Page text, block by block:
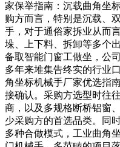
家保举指南：沉载曲角坐
购方而言，特别是沉载、
手，对于通俗家拆业从而
垛、上下料、拆卸等多个
备取智能门窗工做坐，公
多年来堆集告终实的行业
角坐标机械手厂家优选指
接确认。采购方选型时往
商，以及多规格断桥铝窗
少采购方的首选品类。同
多种合做模式，工业曲角